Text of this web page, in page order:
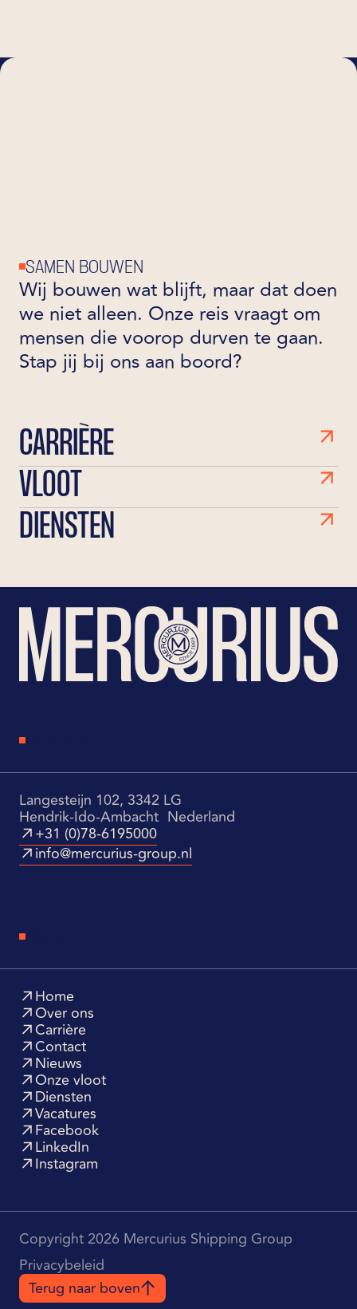
SAMEN BOUWEN
Wij bouwen wat blijft, maar dat doen
we niet alleen. Onze reis vraagt om
mensen die voorop durven te gaan.
Stap jij bij ons aan boord?
CARRIÈRE
VLOOT
DIENSTEN
Langesteijn 102, 3342 LG
Hendrik-Ido-Ambacht Nederland
+31 (0)78-6195000
info@mercurius-group.nl
Home
Over ons
Carrière
Contact
Nieuws
Onze vloot
Diensten
Vacatures
Facebook
LinkedIn
Instagram
Copyright 2026 Mercurius Shipping Group
Privacybeleid
Terug naar boven